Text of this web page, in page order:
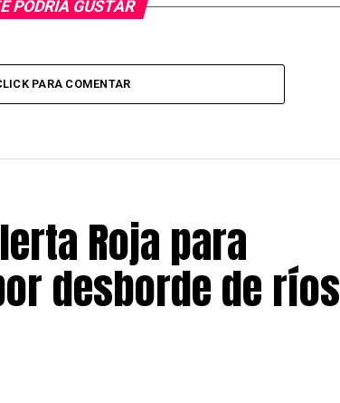
PODRÍA GUSTAR
PARA COMENTAR
Roja para
desborde de ríos